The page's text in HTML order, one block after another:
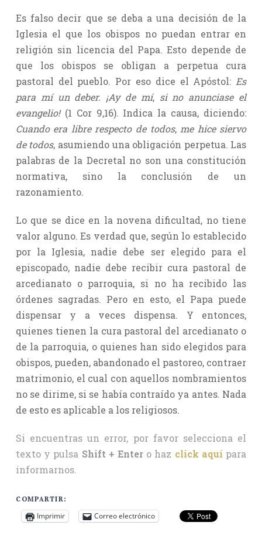
Es falso decir que se deba a una decisión de la
Iglesia el que los obispos no puedan entrar en
religión sin licencia del Papa. Esto depende de
que los obispos se obligan a perpetua cura
pastoral del pueblo. Por eso dice el Apóstol: Es
para mí un deber. ¡Ay de mí,si no anunciase el
evangelio! (1 Cor 9,16). Indica la causa, diciendo:
Cuando era libre respecto de todos,me hice siervo
de todos, asumiendo una obligación perpetua. Las
palabras de la Decretal no son una constitución
normativa, sino la conclusión de un
razonamiento.
Lo que se dice en la novena dificultad, no tiene
valor alguno. Es verdad que, según lo establecido
por la Iglesia, nadie debe ser elegido para el
episcopado, nadie debe recibir cura pastoral de
arcedianato o parroquia, si no ha recibido las
órdenes sagradas. Pero en esto, el Papa puede
dispensar y a veces dispensa. Y entonces,
quienes tienen la cura pastoral del arcedianato o
de la parroquia, o quienes han sido elegidos para
obispos, pueden, abandonado el pastoreo, contraer
matrimonio, el cual con aquellos nombramientos
no se dirime, si se había contraído ya antes. Nada
de esto es aplicable a los religiosos.
Si encuentras un error, por favor selecciona el
texto y pulsa Shift + Enter o haz click aquí para
informarnos.
COMPARTIR:
Imprimir Correo electrónico